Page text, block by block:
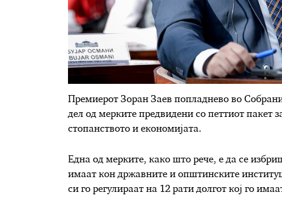
Премиерот Зоран Заев попладнево во
дел од мерките предвидени со петтиот пакет
стопанството и економијата.
Една од мерките, како што рече, е да се
имаат кон државните и општинските
си го регулираат на 12 рати долгот кој го